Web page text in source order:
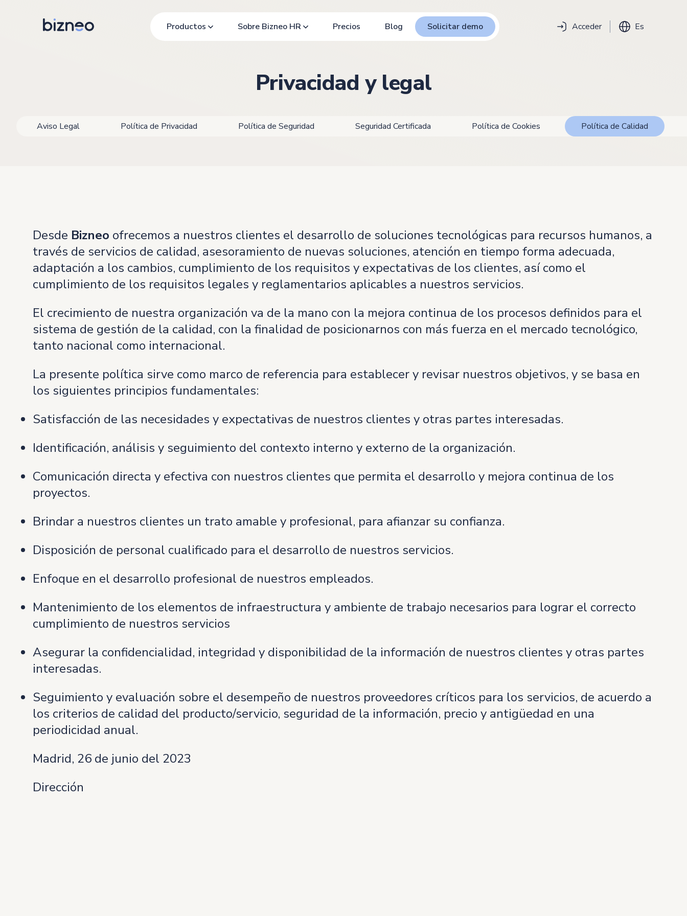
Productos Sobre Bizneo HR Precios Blog Solicitar demo Acceder Es
Privacidad y legal
Aviso Legal Política de Privacidad Política de Seguridad Seguridad Certificada Política de Cookies Política de Calidad
Desde Bizneo ofrecemos a nuestros clientes el desarrollo de soluciones tecnológicas para recursos humanos, a
través de servicios de calidad, asesoramiento de nuevas soluciones, atención en tiempo forma adecuada,
adaptación a los cambios, cumplimiento de los requisitos y expectativas de los clientes, así como el
cumplimiento de los requisitos legales y reglamentarios aplicables a nuestros servicios.
El crecimiento de nuestra organización va de la mano con la mejora continua de los procesos definidos para el
sistema de gestión de la calidad, con la finalidad de posicionarnos con más fuerza en el mercado tecnológico,
tanto nacional como internacional.
La presente política sirve como marco de referencia para establecer y revisar nuestros objetivos, y se basa en
los siguientes principios fundamentales:
Satisfacción de las necesidades y expectativas de nuestros clientes y otras partes interesadas.
Identificación, análisis y seguimiento del contexto interno y externo de la organización.
Comunicación directa y efectiva con nuestros clientes que permita el desarrollo y mejora continua de los
proyectos.
Brindar a nuestros clientes un trato amable y profesional, para afianzar su confianza.
Disposición de personal cualificado para el desarrollo de nuestros servicios.
Enfoque en el desarrollo profesional de nuestros empleados.
Mantenimiento de los elementos de infraestructura y ambiente de trabajo necesarios para lograr el correcto
cumplimiento de nuestros servicios
Asegurar la confidencialidad, integridad y disponibilidad de la información de nuestros clientes y otras partes
interesadas.
Seguimiento y evaluación sobre el desempeño de nuestros proveedores críticos para los servicios, de acuerdo a
los criterios de calidad del producto/servicio, seguridad de la información, precio y antigüedad en una
periodicidad anual.
Madrid, 26 de junio del 2023
Dirección